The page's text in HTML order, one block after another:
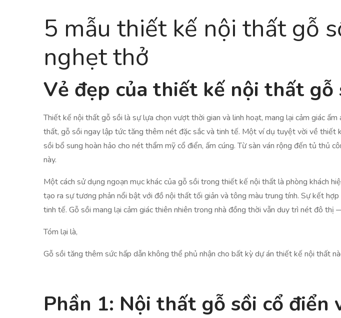
5 mẫu thiết kế nội thất gỗ
nghẹt thở
Vẻ đẹp của thiết kế nội thất gỗ
Thiết kế nội thất gỗ sồi là sự lựa chọn vượt thời gian và linh hoạt, mang lại cảm giác
thất, gỗ sồi ngay lập tức tăng thêm nét đặc sắc và tinh tế. Một ví dụ tuyệt vời về
sồi bổ sung hoàn hảo cho nét thẩm mỹ cổ điển, ấm cúng. Từ sàn ván rộng đến tủ thủ
này.
Một cách sử dụng ngoạn mục khác của gỗ sồi trong thiết kế nội thất là phòng khách
tạo ra sự tương phản nổi bật với đồ nội thất tối giản và tông màu trung tính. Sự kết
tinh tế. Gỗ sồi mang lại cảm giác thiên nhiên trong nhà đồng thời vẫn duy trì nét đô
Tóm lại là,
Gỗ sồi tăng thêm sức hấp dẫn không thể phủ nhận cho bất kỳ dự án thiết kế nội thất
Phần 1: Nội thất gỗ sồi cổ